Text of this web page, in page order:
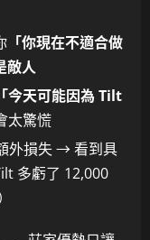
「你現在不適合做
敵人
「今天可能因為 Tilt
太驚慌
外損失 → 看到具
多虧了 12,000